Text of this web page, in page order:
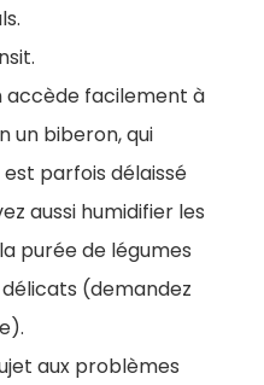
accède facilement à
un biberon, qui
parfois délaissé
aussi humidifier les
purée de légumes
(demandez
aux problèmes